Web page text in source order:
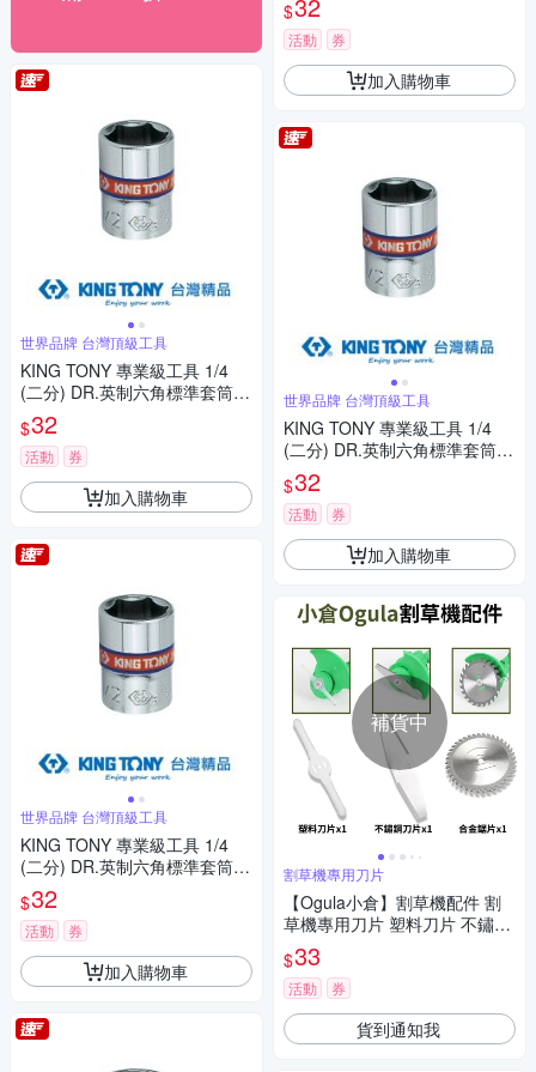
世界品牌 台灣頂級工具
KING TONY 專業級工具 1/4
(二分) DR.英制六角標準套筒 3/
16inch (233506S)
$32
活動 券
加入購物車
世界品牌 台灣頂級工具
KING TONY 專業級工具 1/4
(二分) DR.英制六角標準套筒 1/
4inch (233508S)
$32
活動 券
加入購物車
$32
活動 券
加入購物車
世界品牌 台灣頂級工具
KING TONY 專業級工具 1/4
(二分) DR.英制六角標準套筒 5/
16inch (233510S)
$32
活動 券
加入購物車
補貨中
割草機專用刀片
【Ogula小倉】割草機配件 割
草機專用刀片 塑料刀片 不鏽鋼
金屬刀片 專用圓形鋸片
$33
活動 券
貨到通知我